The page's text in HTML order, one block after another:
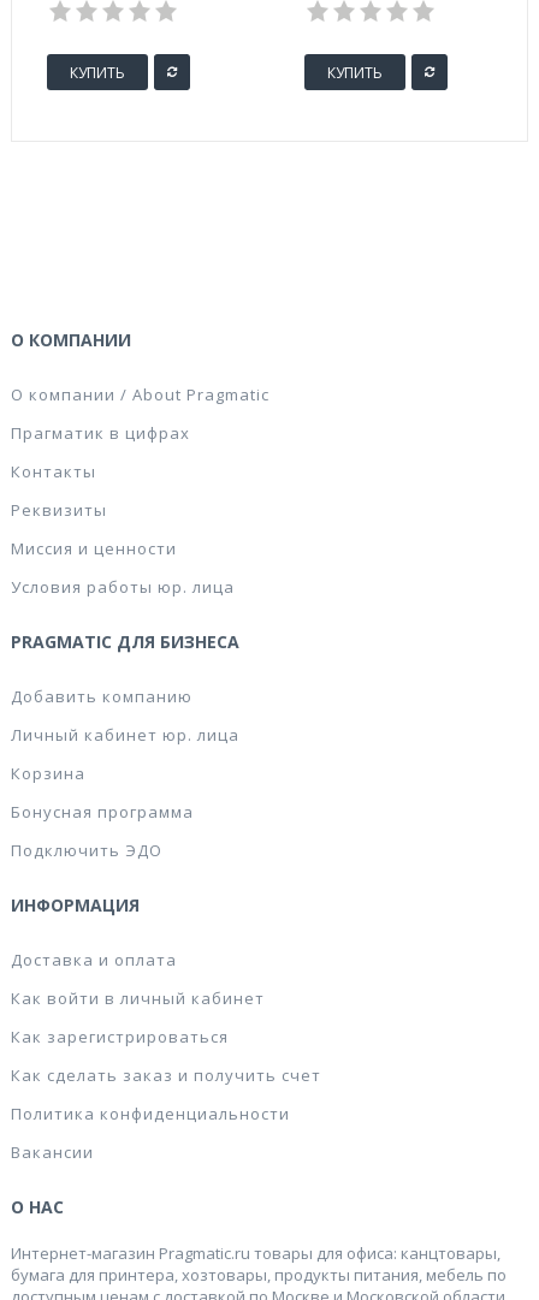
КУПИТЬ КУПИТЬ
О КОМПАНИИ
О компании / About Pragmatic
Прагматик в цифрах
Контакты
Реквизиты
Миссия и ценности
Условия работы юр. лица
PRAGMATIC ДЛЯ БИЗНЕСА
Добавить компанию
Личный кабинет юр. лица
Корзина
Бонусная программа
Подключить ЭДО
ИНФОРМАЦИЯ
Доставка и оплата
Как войти в личный кабинет
Как зарегистрироваться
Как сделать заказ и получить счет
Политика конфиденциальности
Вакансии
О НАС
Интернет-магазин Pragmatic.ru товары для офиса: канцтовары,
бумага для принтера, хозтовары, продукты питания, мебель по